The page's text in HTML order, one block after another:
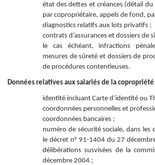
état des dettes et créances (détail
par copropriétaire, appels de fond,
diagnostics relatifs aux lots privatifs ;
contrats d’assurances et dossiers de
le cas échéant, infractions
mesures de sûreté et dossiers de
de procédures contentieuses.
Données relatives aux salariés de la copropriété
identité incluant Carte d’identité ou
coordonnées personnelles et
coordonnées bancaires ;
numéro de sécurité sociale, dans les
le décret n° 91-1404 du 27
délibérations susvisées de la
décembre 2004 ;